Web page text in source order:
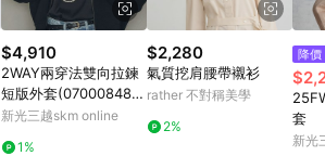
$4,910
2WAY兩穿法雙向拉鍊
短版外套(070008482
00) - YECCA VECCA
新光三越skm online
1%
$2,280
氣質挖肩腰帶襯衫
rather 不對稱美學
2%
降價
套
新光